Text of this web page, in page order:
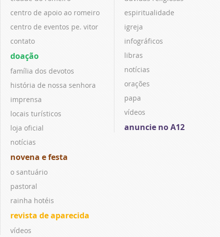
centro de apoio ao romeiro
centro de eventos pe. vitor
contato
doação
família dos devotos
história de nossa senhora
imprensa
locais turísticos
loja oficial
notícias
novena e festa
o santuário
pastoral
rainha hotéis
revista de aparecida
vídeos
espiritualidade
igreja
infográficos
libras
notícias
orações
papa
vídeos
anuncie no A12